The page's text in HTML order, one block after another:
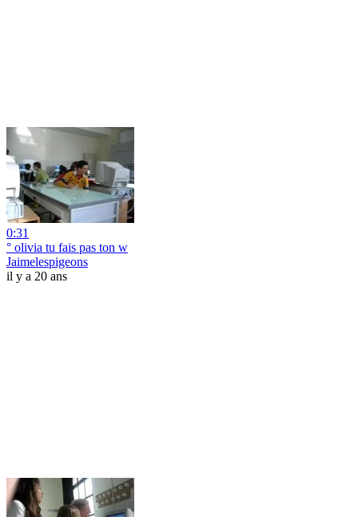
0:31
° olivia tu fais pas ton w
Jaimelespigeons
il y a 20 ans